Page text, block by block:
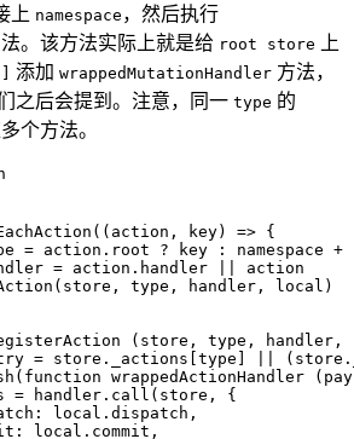
上 namespace ，然后执行
。该方法实际上就是给 root store
上
添加 wrappedMutationHandler 方法，
之后会提到。注意，同一 type 的
个方法。
( ( action, key) => {
= action. root ? key : namespace +
= action. handler || action
(store, type, handler, local)
( store, type, handler,
= store. _actions [type] || (store.
( function wrappedActionHandler (
= handler. call (store, {
: local. dispatch ,
: local. commit ,